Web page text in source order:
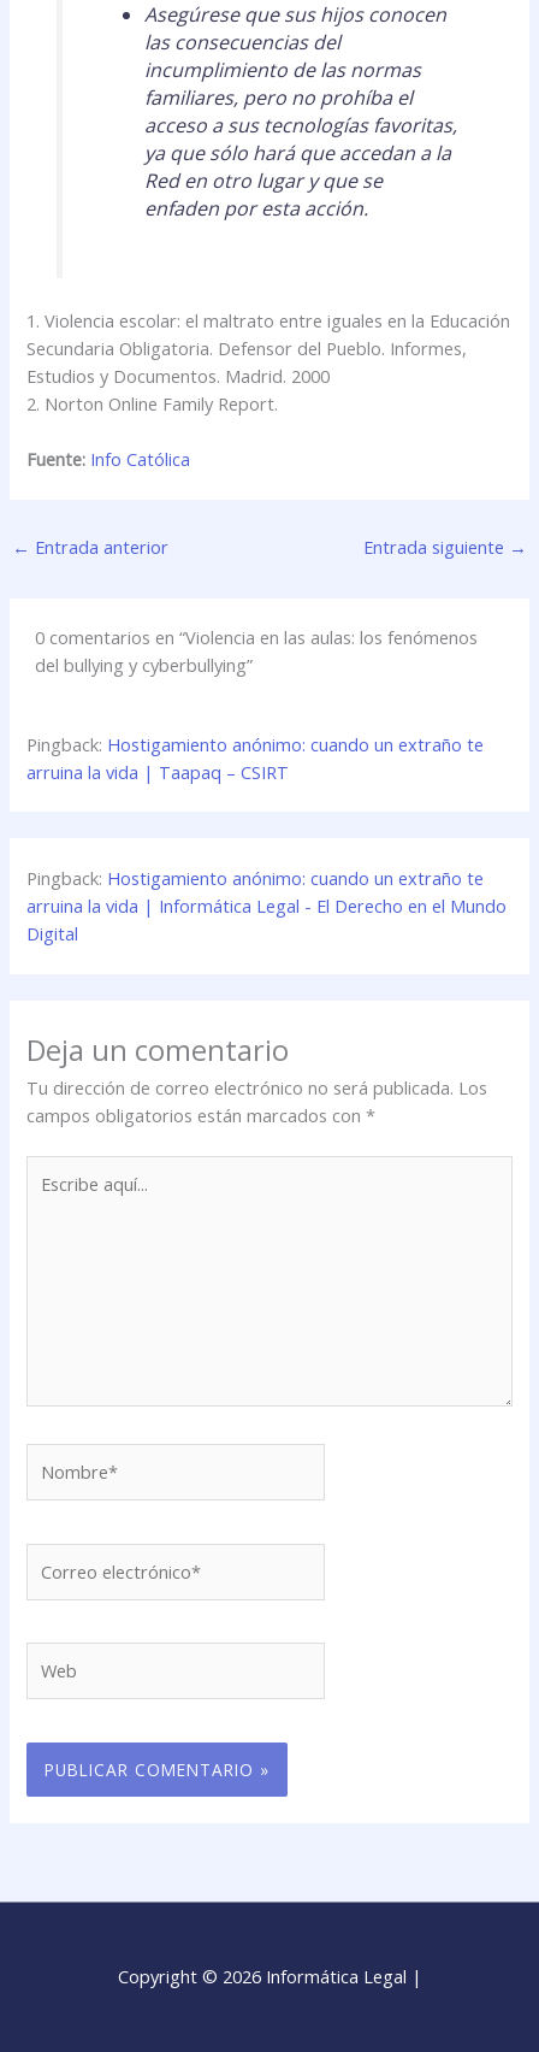
Asegúrese que sus hijos conocen
las consecuencias del
incumplimiento de las normas
familiares, pero no prohíba el
acceso a sus tecnologías favoritas,
ya que sólo hará que accedan a la
Red en otro lugar y que se
enfaden por esta acción.
1. Violencia escolar: el maltrato entre iguales en la Educación
Secundaria Obligatoria. Defensor del Pueblo. Informes,
Estudios y Documentos. Madrid. 2000
2. Norton Online Family Report.
Fuente: Info Católica
← Entrada anterior Entrada siguiente →
0 comentarios en “Violencia en las aulas: los fenómenos
del bullying y cyberbullying”
Pingback: Hostigamiento anónimo: cuando un extraño te
arruina la vida | Taapaq – CSIRT
Pingback: Hostigamiento anónimo: cuando un extraño te
arruina la vida | Informática Legal - El Derecho en el Mundo
Digital
Deja un comentario
Tu dirección de correo electrónico no será publicada. Los
campos obligatorios están marcados con*
aquí...
electrónico*
Copyright © 2026 Informática Legal |